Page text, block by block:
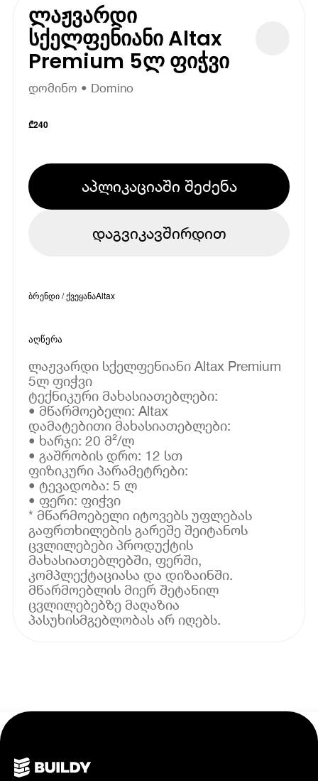
ლაჟვარდი
სქელფენიანი Altax
Premium 5ლ ფიჭვი
დომინო • Domino
₾240
აპლიკაციაში შეძენა
დაგვიკავშირდით
ბრენდი / ქვეყანაAltax
აღწერა
ლაჟვარდი სქელფენიანი Altax Premium
5ლ ფიჭვი
ტექნიკური მახასიათებლები:
• მწარმოებელი: Altax
დამატებითი მახასიათებლები:
• ხარჯი: 20 მ²/ლ
• გაშრობის დრო: 12 სთ
ფიზიკური პარამეტრები:
• ტევადობა: 5 ლ
• ფერი: ფიჭვი
* მწარმოებელი იტოვებს უფლებას
გაფრთხილების გარეშე შეიტანოს
ცვლილებები პროდუქტის
მახასიათებლებში, ფერში,
კომპლექტაციასა და დიზაინში.
მწარმოებლის მიერ შეტანილ
ცვლილებებზე მაღაზია
პასუხისმგებლობას არ იღებს.